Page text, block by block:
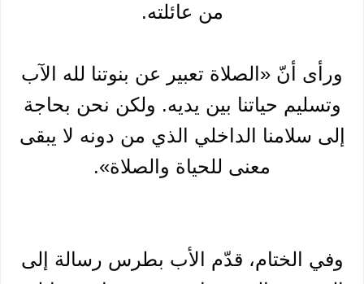
من عائلته.
ورأى أنّ «الصلاة تعبير عن بنوتنا لله الآب
وتسليم حياتنا بين يديه. ولكن نحن بحاجة
إلى سلامنا الداخلي الذي من دونه لا يبقى
معنى للحياة والصلاة».
وفي الختام، قدّم الأب بطرس رسالة إلى